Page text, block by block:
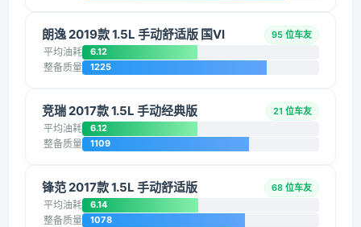
朗逸 2019款 1.5L 手动舒适版 国VI 95 位车友
平均油耗 6.12
整备质量 1225
竞瑞 2017款 1.5L 手动经典版 21 位车友
平均油耗 6.12
整备质量 1109
锋范 2017款 1.5L 手动舒适版 68 位车友
平均油耗 6.14
整备质量 1078